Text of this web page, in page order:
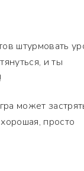
штурмовать
и ты
может
просто